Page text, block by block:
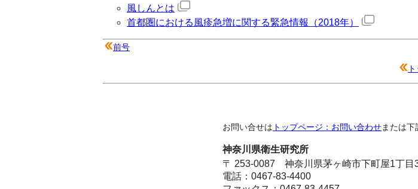
風しんとは
首都圏における風疹急増に関する緊急情報（2018年）
前号
お問い合せは トップページ：お問い合わせまたは下
神奈川県衛生研究所
〒 253-0087 神奈川県茅ヶ崎市下町屋1丁目
電話：0467-83-4400